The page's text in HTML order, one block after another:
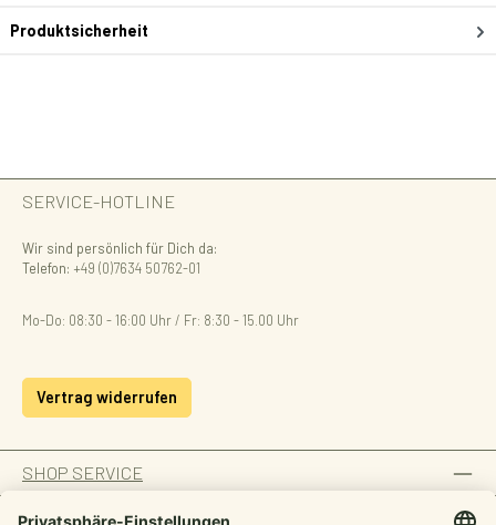
Produktsicherheit
SERVICE-HOTLINE
Wir sind persönlich für Dich da:
Telefon: +49 (0)7634 50762-01
Mo-Do: 08:30 - 16:00 Uhr / Fr: 8:30 - 15.00 Uhr
Vertrag widerrufen
SHOP SERVICE
INFORMATION